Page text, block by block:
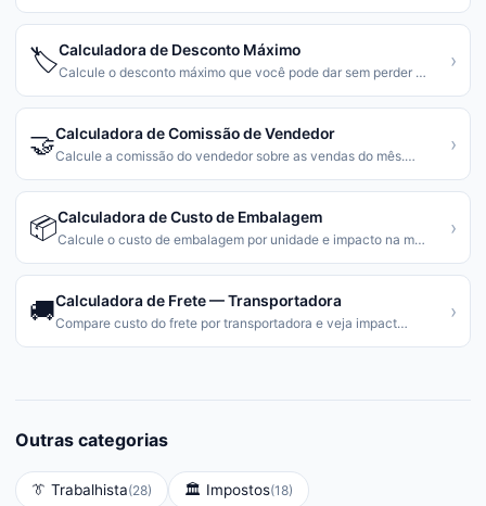
🏷️Calculadora de Desconto Máximo
Calcule o desconto máximo que você pode dar sem perder …
›
🤝Calculadora de Comissão de Vendedor
Calcule a comissão do vendedor sobre as vendas do mês.…
›
📦Calculadora de Custo de Embalagem
Calcule o custo de embalagem por unidade e impacto na m…
›
🚚Calculadora de Frete — Transportadora
Compare custo do frete por transportadora e veja impact…
›
Outras categorias
👔 Trabalhista(28) 🏛️ Impostos(18)